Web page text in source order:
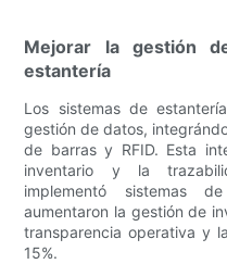
Mejorar la gestión
estantería
Los sistemas de
gestión de datos,
de barras y RFID. Esta
inventario y la
implementó sistemas
aumentaron la gestión de
transparencia operativa y
15%.